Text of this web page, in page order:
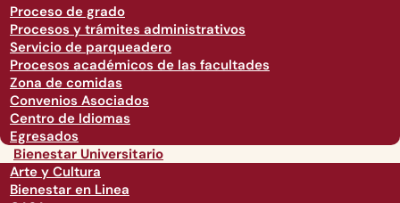
Proceso de grado
Procesos y trámites administrativos
Servicio de parqueadero
Procesos académicos de las facultades
Zona de comidas
Convenios Asociados
Centro de Idiomas
Egresados
Bienestar Universitario
Arte y Cultura
Bienestar en Linea